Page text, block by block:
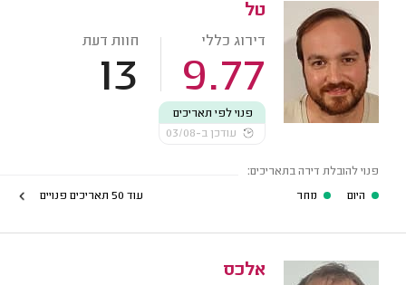
טל
דירוג כללי
9.77
חוות דעת
13
פנוי לפי תאריכים
עודכן ב-03/08
פנוי להובלת דירה בתאריכים:
היום
מחר עוד 50 תאריכים פנויים
אלכס